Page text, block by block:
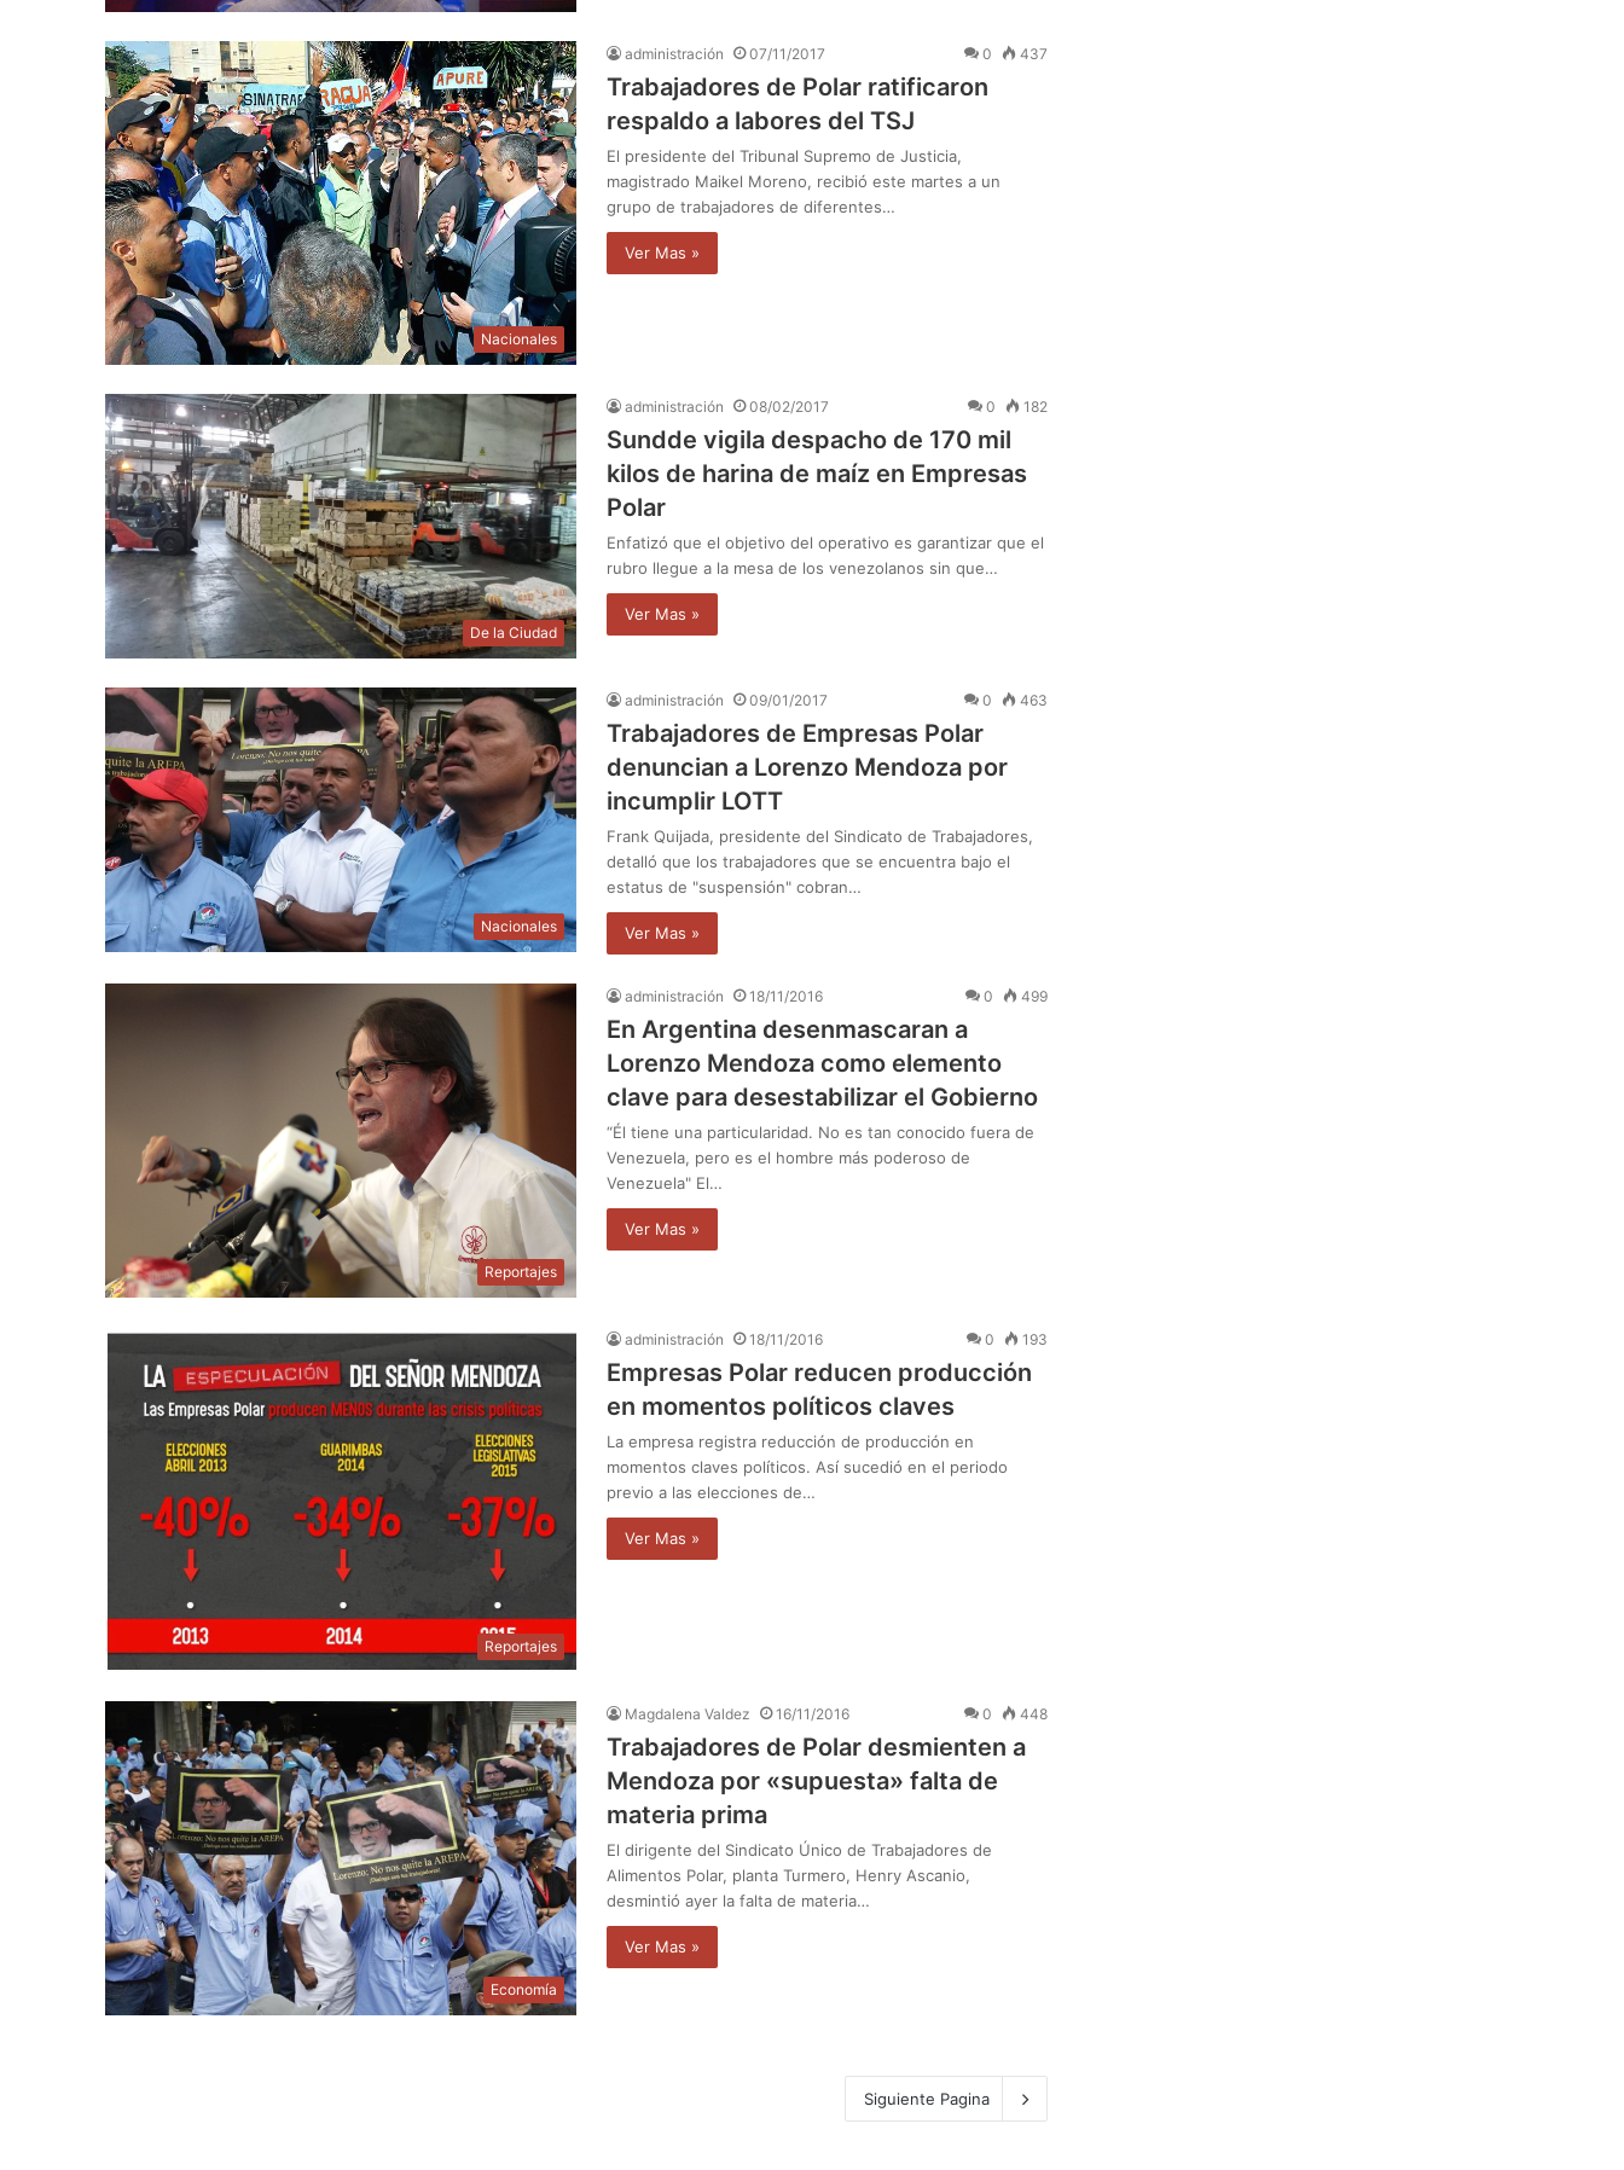
Nacionales
administración 07/11/2017 0 437
Trabajadores de Polar ratificaron
respaldo a labores del TSJ
El presidente del Tribunal Supremo de Justicia,
magistrado Maikel Moreno, recibió este martes a un
grupo de trabajadores de diferentes…
Ver Mas »
De la Ciudad
administración 08/02/2017 0 182
Sundde vigila despacho de 170 mil
kilos de harina de maíz en Empresas
Polar
Enfatizó que el objetivo del operativo es garantizar que el
rubro llegue a la mesa de los venezolanos sin que…
Ver Mas »
Nacionales
administración 09/01/2017 0 463
Trabajadores de Empresas Polar
denuncian a Lorenzo Mendoza por
incumplir LOTT
Frank Quijada, presidente del Sindicato de Trabajadores,
detalló que los trabajadores que se encuentra bajo el
estatus de "suspensión" cobran…
Ver Mas »
Reportajes
administración 18/11/2016 0 499
En Argentina desenmascaran a
Lorenzo Mendoza como elemento
clave para desestabilizar el Gobierno
“Él tiene una particularidad. No es tan conocido fuera de
Venezuela, pero es el hombre más poderoso de
Venezuela" El…
Ver Mas »
Reportajes
administración 18/11/2016 0 193
Empresas Polar reducen producción
en momentos políticos claves
La empresa registra reducción de producción en
momentos claves políticos. Así sucedió en el periodo
previo a las elecciones de…
Ver Mas »
Economía
Magdalena Valdez 16/11/2016 0 448
Trabajadores de Polar desmienten a
Mendoza por «supuesta» falta de
materia prima
El dirigente del Sindicato Único de Trabajadores de
Alimentos Polar, planta Turmero, Henry Ascanio,
desmintió ayer la falta de materia…
Ver Mas »
Siguiente Pagina